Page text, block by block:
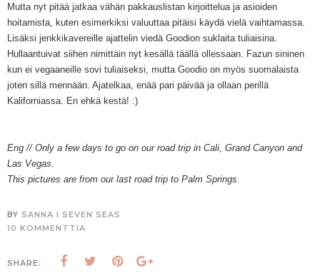
Mutta nyt pitää jatkaa vähän pakkauslistan kirjoittelua ja asioiden
hoitamista, kuten esimerkiksi valuuttaa pitäisi käydä vielä vaihtamassa.
Lisäksi jenkkikavereille ajattelin viedä Goodion suklaita tuliaisina.
Hullaantuivat siihen nimittäin nyt kesällä täällä ollessaan. Fazun sininen
kun ei vegaaneille sovi tuliaiseksi, mutta Goodio on myös suomalaista
joten sillä mennään. Ajatelkaa, enää pari päivää ja ollaan perillä
Kaliforniassa. En ehkä kestä! :)
Eng // Only a few days to go on our road trip in Cali, Grand Canyon and
Las Vegas.
This pictures are from our last road trip to Palm Springs.
BY SANNA I SEVEN SEAS
10 KOMMENTTIA
SHARE: